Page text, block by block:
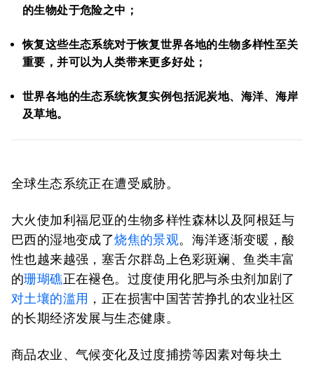
的生物处于危险之中；
恢复这些生态系统对于恢复世界各地的生物多样性至关
重要，并可以为人类带来更多好处；
世界各地的生态系统恢复实例包括泥炭地、海洋、海岸
及草地。
全球生态系统正在遭受威胁。
大火使加利福尼亚的生物多样性森林以及阿根廷与
巴西的湿地变成了烧焦的景观。海洋逐渐变暖，酸
性也越来越强，塞舌尔群岛上色彩斑斓、鱼类丰富
的珊瑚礁正在褪色。过度使用化肥与杀虫剂加剧了
对土壤的滥用 ，正在损害中国苦苦挣扎的农业社区
的长期经济发展与生态健康。
商品农业、气候变化及过度捕捞等因素对每块土